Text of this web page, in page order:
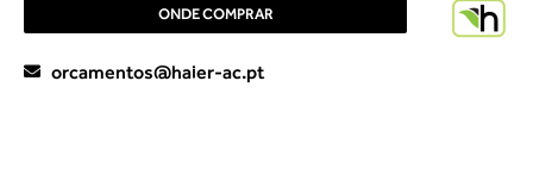
ONDE COMPRAR
orcamentos@haier-ac.pt